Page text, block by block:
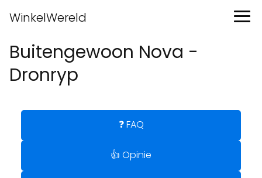
WinkelWereld
Buitengewoon Nova -
Dronryp
❓ FAQ
👍 Opinie